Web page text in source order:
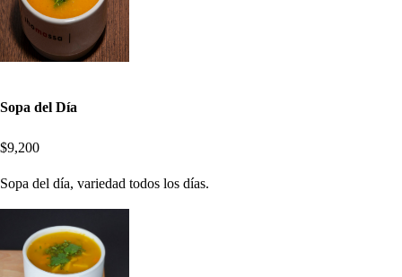
Sopa del Día
$9,200
Sopa del día, variedad todos los días.